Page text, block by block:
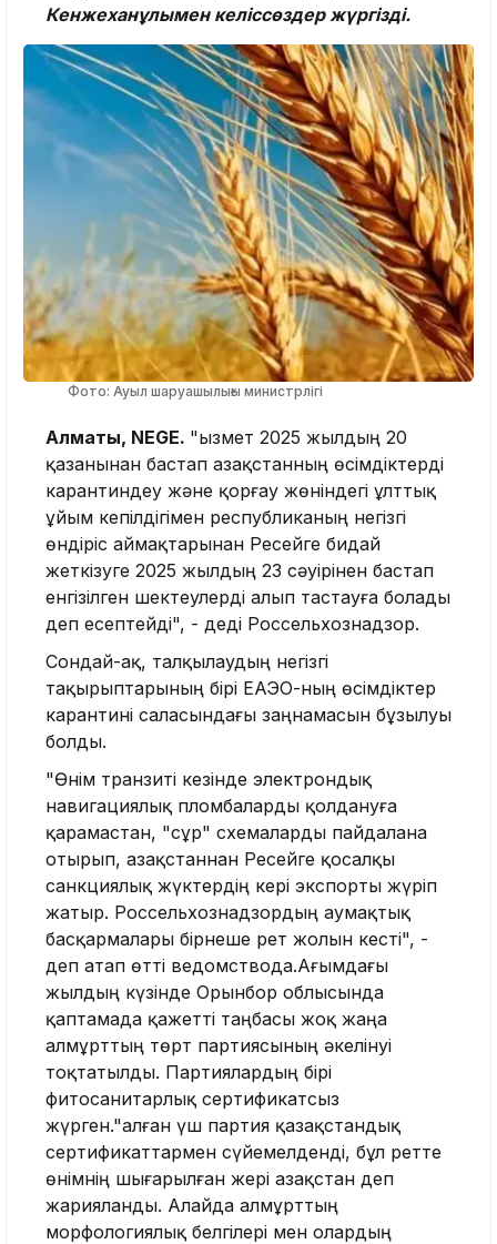
Кенжеханұлымен келіссөздер жүргізді.
Фото: Ауыл шаруашылығы министрлігі
Алматы, NEGE. "Қызмет 2025 жылдың 20
қазанынан бастап Қазақстанның өсімдіктерді
карантиндеу және қорғау жөніндегі ұлттық
ұйым кепілдігімен республиканың негізгі
өндіріс аймақтарынан Ресейге бидай
жеткізуге 2025 жылдың 23 сәуірінен бастап
енгізілген шектеулерді алып тастауға болады
деп есептейді", - деді Россельхознадзор.
Сондай-ақ, талқылаудың негізгі
тақырыптарының бірі ЕАЭО-ның өсімдіктер
карантині саласындағы заңнамасын бұзылуы
болды.
"Өнім транзиті кезінде электрондық
навигациялық пломбаларды қолдануға
қарамастан, "сұр" схемаларды пайдалана
отырып, Қазақстаннан Ресейге қосалқы
санкциялық жүктердің кері экспорты жүріп
жатыр. Россельхознадзордың аумақтық
басқармалары бірнеше рет жолын кесті", -
деп атап өтті ведомствода.Ағымдағы
жылдың күзінде Орынбор облысында
қаптамада қажетті таңбасы жоқ жаңа
алмұрттың төрт партиясының әкелінуі
тоқтатылды. Партиялардың бірі
фитосанитарлық сертификатсыз
жүрген."Қалған үш партия қазақстандық
сертификаттармен сүйемелденді, бұл ретте
өнімнің шығарылған жері Қазақстан деп
жарияланды. Алайда алмұрттың
морфологиялық белгілері мен олардың